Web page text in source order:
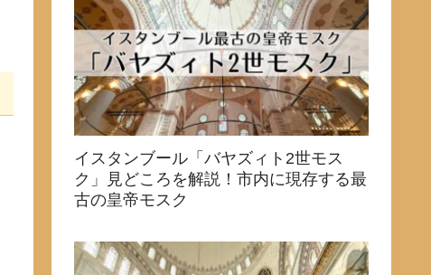
イスタンブール「バヤズィト2世モス
ク」見どころを解説！市内に現存する最
古の皇帝モスク